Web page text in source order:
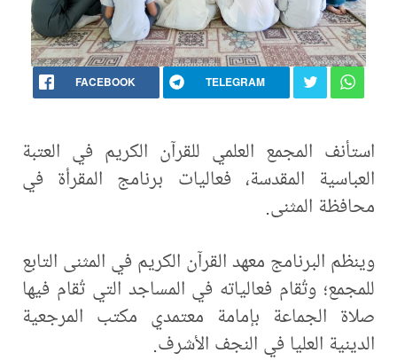
FACEBOOK TELEGRAM
استأنف المجمع العلمي للقرآن الكريم في العتبة
العباسية المقدسة، فعاليات برنامج المقرأة في
محافظة المثنى.
وينظم البرنامج معهد القرآن الكريم في المثنى التابع
للمجمع؛ وتُقام فعالياته في المساجد التي تُقام فيها
صلاة الجماعة بإمامة معتمدي مكتب المرجعية
الدينية العليا في النجف الأشرف.